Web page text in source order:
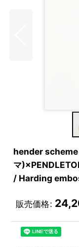
hender scheme
マ
/ Harding
販売価格: